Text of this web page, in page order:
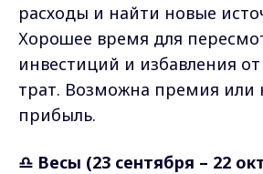
расходы и найти новые
Хорошее время для
инвестиций и избавления
трат. Возможна премия или
прибыль.
♎ Весы (23 сентября – 22